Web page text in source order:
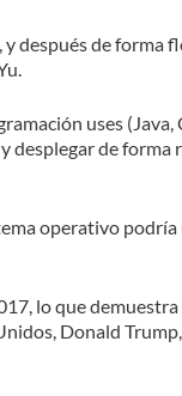
después de forma
uses (Java,
desplegar de forma
operativo
lo que
Donald